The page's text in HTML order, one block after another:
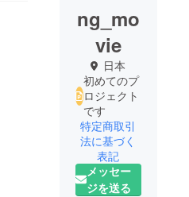
ng_mo
vie
日本
初めてのプ
ロジェクト
です
特定商取引
法に基づく
表記
メッセー
ジを送る